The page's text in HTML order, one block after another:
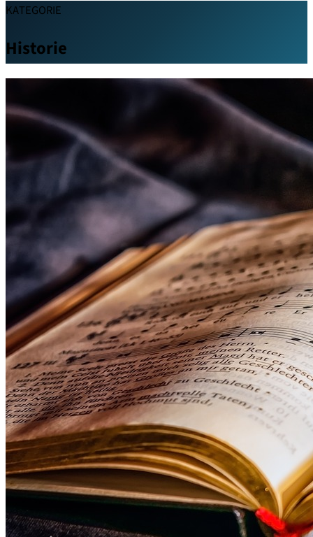
KATEGORIE
Historie